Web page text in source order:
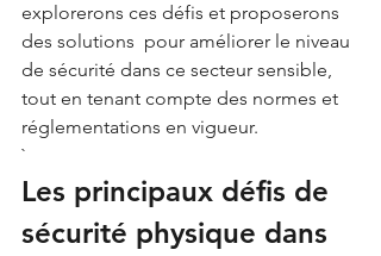
explorerons ces défis et proposerons
des solutions  pour améliorer le niveau
de sécurité dans ce secteur sensible,
tout en tenant compte des normes et
réglementations en vigueur.
`
Les principaux défis de
sécurité physique dans